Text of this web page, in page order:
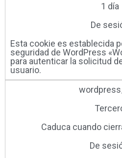
1 día
De
Esta cookie es establecida
seguridad de WordPress
para autenticar la solicitud
usuario.
Caduca cuando
De